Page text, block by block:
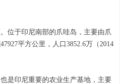
位于印尼南部的爪哇岛，主要由爪
平方公里，人口3852.6万（2014
是印尼重要的农业生产基地，主要